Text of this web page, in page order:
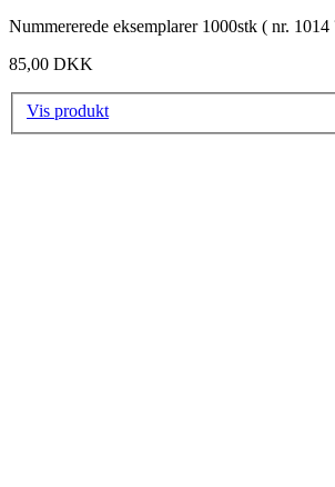
Nummererede eksemplarer 1000stk ( nr.
85,00 DKK
Vis produkt